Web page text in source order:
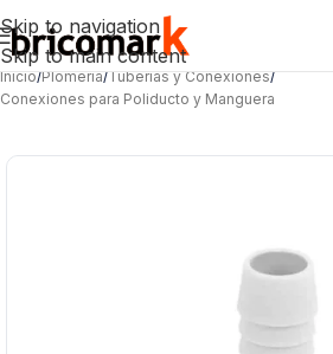
Skip to navigation
Skip to main content
Inicio/Plomería/Tuberías y Conexiones/
Conexiones para Poliducto y Manguera